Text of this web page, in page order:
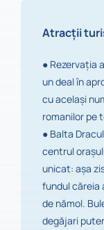
Atracții
● Rezervaţia
un deal în
cu acelaşi
romanilor pe
● Balta
centrul
unicat: aşa
fundul căreia
de nămol.
degăjari